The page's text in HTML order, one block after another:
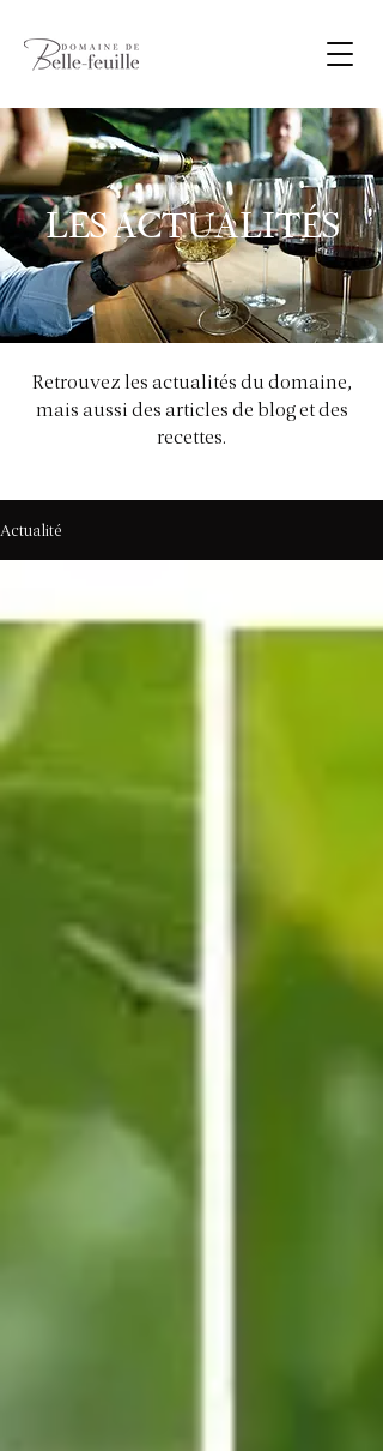
LES ACTUALITÉS
Retrouvez les actualités du domaine,
mais aussi des articles de blog et des
recettes.
Actualité